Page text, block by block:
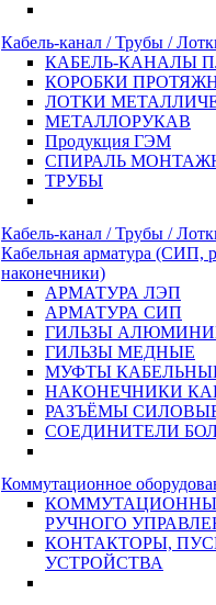
Кабель-канал / Трубы /
КАБЕЛЬ-КАНАЛЫ
КОРОБКИ
ЛОТКИ
МЕТАЛЛОРУКАВ
Продукция ГЭМ
СПИРАЛЬ
ТРУБЫ
Кабель-канал / Трубы /
Кабельная арматура (СИП,
наконечники)
АРМАТУРА ЛЭП
АРМАТУРА СИП
ГИЛЬЗЫ
ГИЛЬЗЫ МЕДНЫЕ
МУФТЫ
НАКОНЕЧНИКИ
РАЗЪЁМЫ
СОЕДИНИТЕЛИ
Коммутационное
РУЧНОГО
КОНТАКТОРЫ,
УСТРОЙСТВА